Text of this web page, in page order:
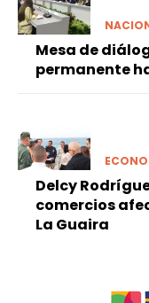
Mesa de
permanente
Delcy
comercios
La Guaira